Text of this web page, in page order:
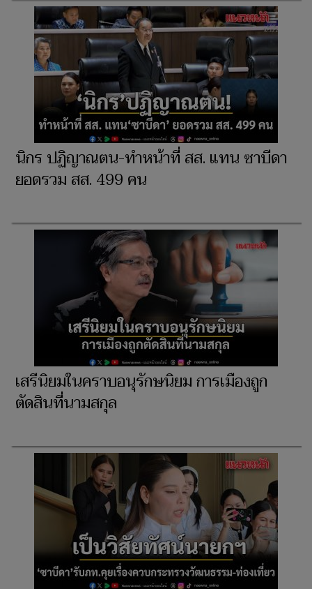
นิกร ปฏิญาณตน-ทำหน้าที่ สส. แทน ซาบีดา
ยอดรวม สส. 499 คน
เสรีนิยมในคราบอนุรักษนิยม การเมืองถูก
ตัดสินที่นามสกุล